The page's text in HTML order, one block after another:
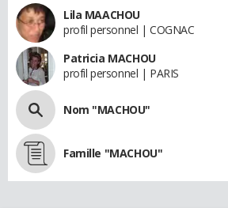
Lila MAACHOU
profil personnel | COGNAC
Patricia MACHOU
profil personnel | PARIS
Nom "MACHOU"
Famille "MACHOU"